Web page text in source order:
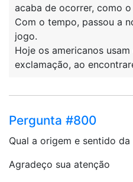
acaba de ocorrer, como
Com o tempo, passou a
jogo.
Hoje os americanos
exclamação, ao
Pergunta #800
Qual a origem e sentido da
Agradeço sua atenção